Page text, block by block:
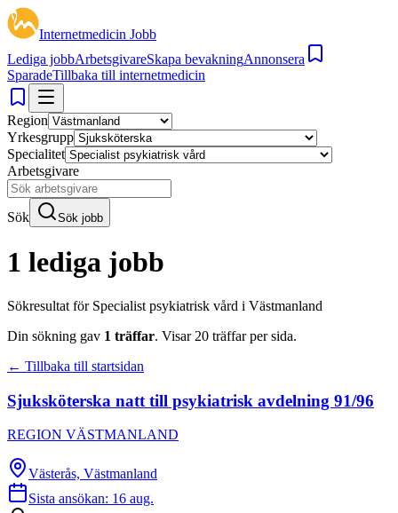
Internetmedicin Jobb
Lediga jobbArbetsgivareSkapa bevakningAnnonsera
SparadeTillbaka till internetmedicin
Region
Yrkesgrupp
Specialitet
Arbetsgivare
Sök Sök jobb
1 lediga jobb
Sökresultat för Specialist psykiatrisk vård i Västmanland
Din sökning gav 1 träffar. Visar 20 träffar per sida.
← Tillbaka till startsidan
Sjuksköterska natt till psykiatrisk avdelning 91/96
REGION VÄSTMANLAND
Västerås, Västmanland
Sista ansökan: 16 aug.